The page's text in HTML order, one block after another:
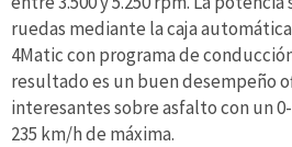
ruedas mediante la caja
4Matic con programa de
resultado es un buen desempeño
interesantes sobre asfalto con un
235 km/h de máxima.